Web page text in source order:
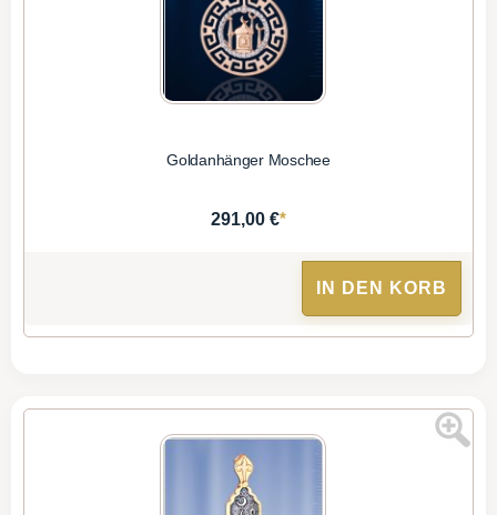
Goldanhänger Moschee
291,00 €*
IN DEN KORB